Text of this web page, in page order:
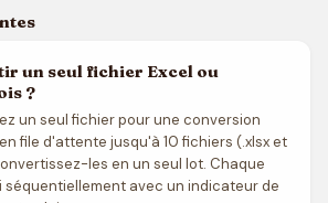
un seul fichier Excel ou
?
un seul fichier pour une conversion
file d'attente jusqu'à 10 fichiers (.xlsx et
les en un seul lot. Chaque
avec un indicateur de